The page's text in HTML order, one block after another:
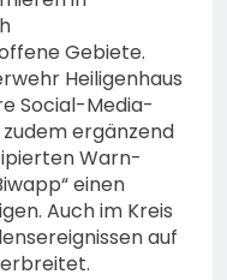
Gebiete.
Heiligenhaus
Social-Media-
ergänzend
Warn-
einen
Auch im Kreis
auf